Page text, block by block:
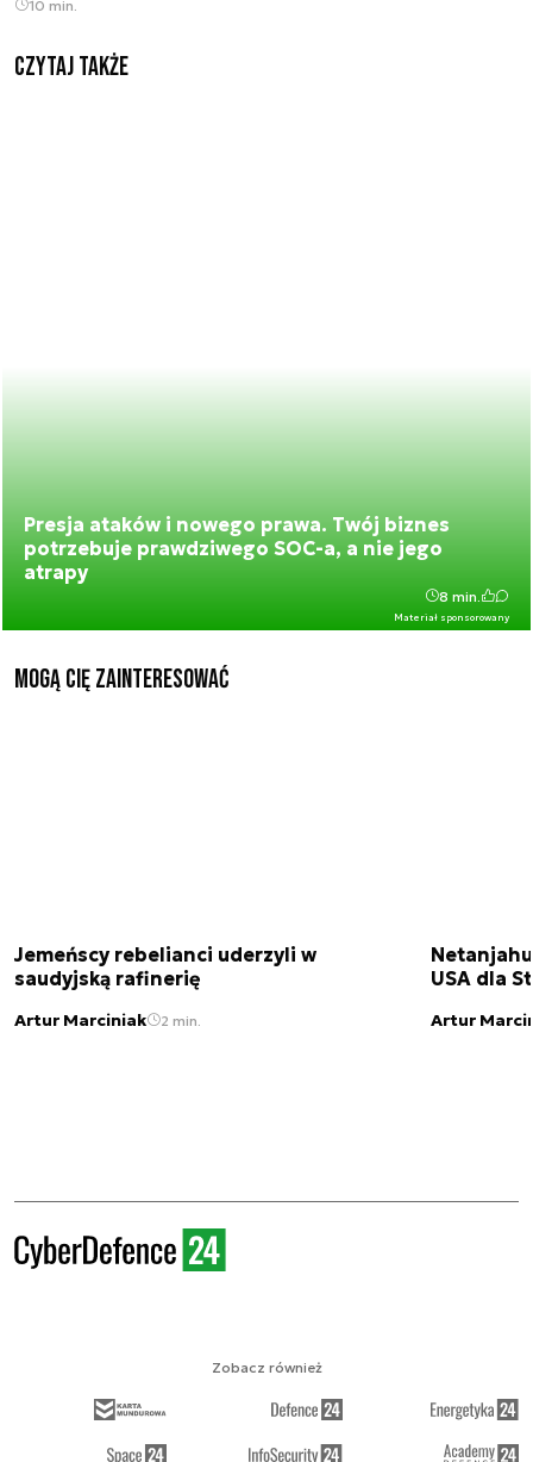
10 min.
Czytaj także
Presja ataków i nowego prawa. Twój biznes
potrzebuje prawdziwego SOC-a, a nie jego
atrapy
Materiał sponsorowany
8 min.
Mogą Cię zainteresować
Jemeńscy rebelianci uderzyli w
saudyjską rafinerię
Artur Marciniak 2 min.
USA dla
Artur
Zobacz również